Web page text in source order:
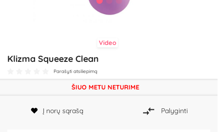
Video
Klizma Squeeze Clean
Parašyti atsiliepimą
ŠIUO METU NETURIME
Į norų sąrašą Palyginti